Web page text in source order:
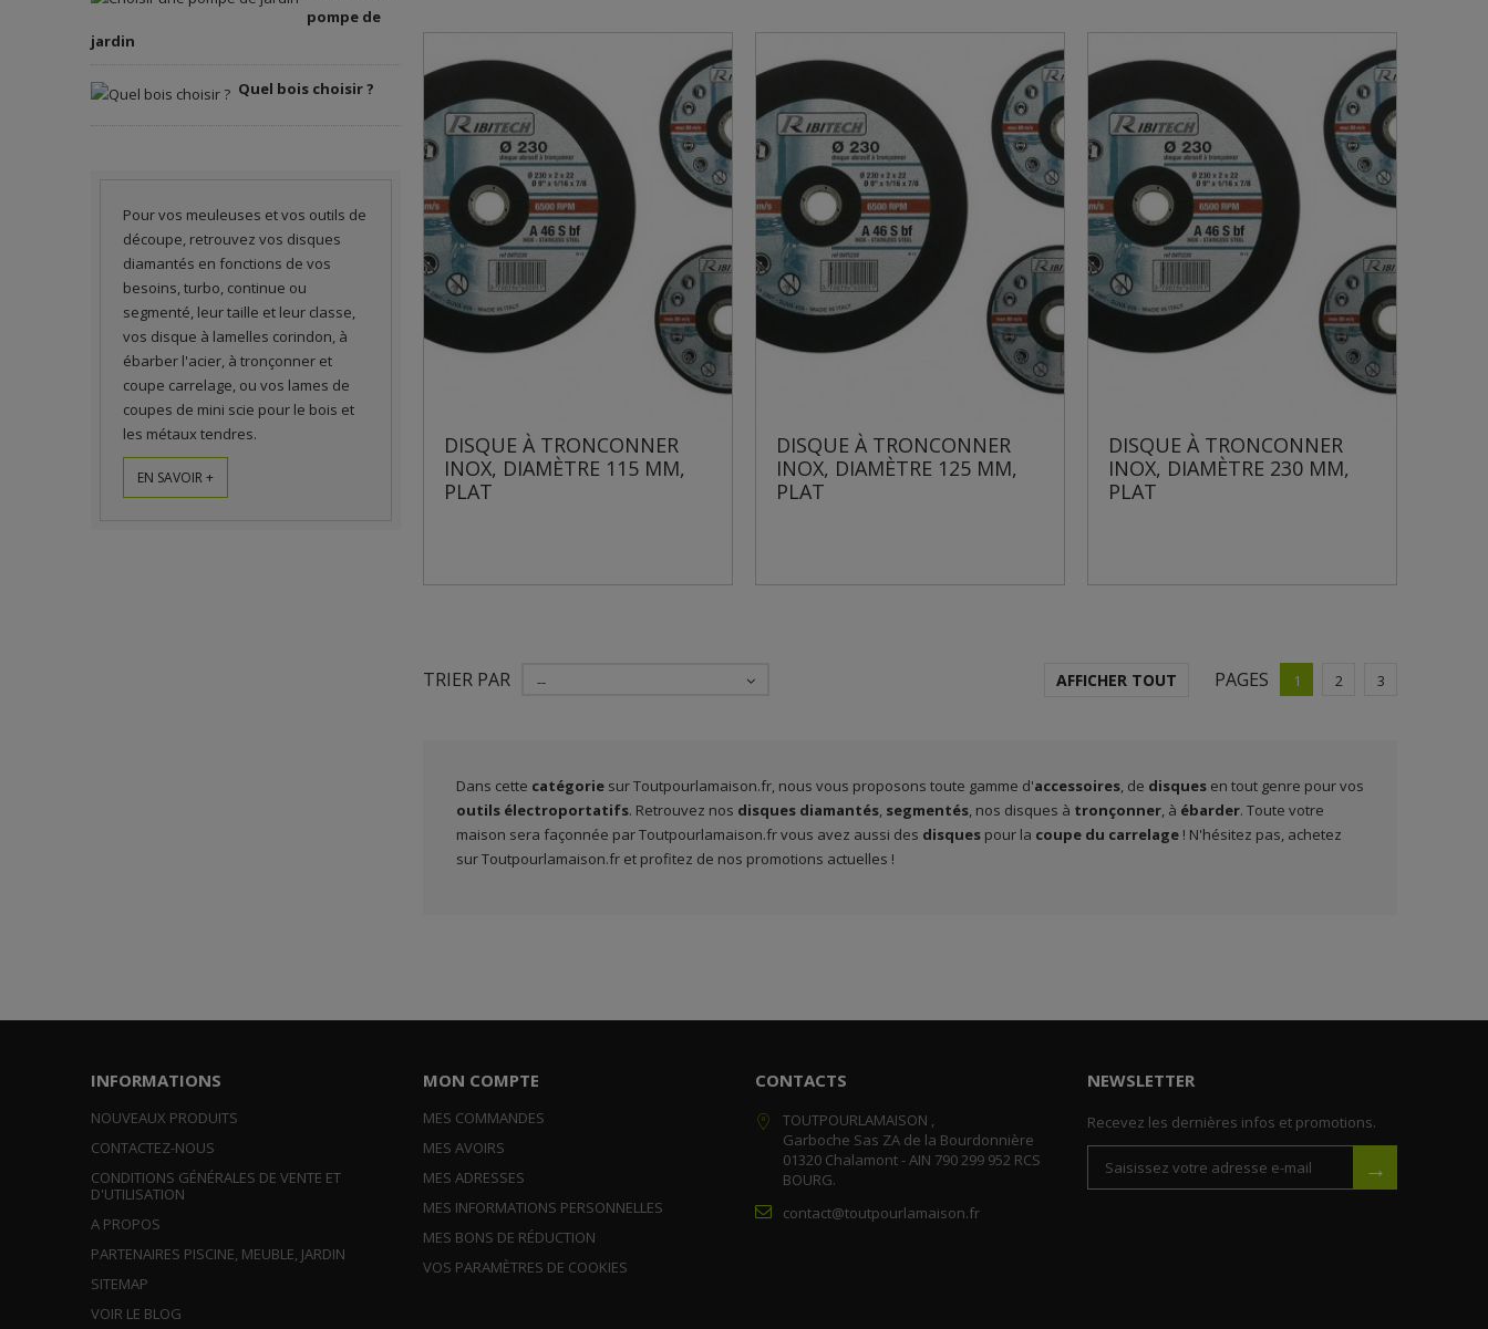
pompe de
jardin
Quel bois choisir ?
Pour vos meuleuses et vos outils de
découpe, retrouvez vos disques
diamantés en fonctions de vos
besoins, turbo, continue ou
segmenté, leur taille et leur classe,
vos disque à lamelles corindon, à
ébarber l'acier, à tronçonner et
coupe carrelage, ou vos lames de
coupes de mini scie pour le bois et
les métaux tendres.
EN SAVOIR +
DISQUE À TRONCONNER
INOX, DIAMÈTRE 115 MM,
PLAT
DISQUE À TRONCONNER
INOX, DIAMÈTRE 125 MM,
PLAT
DISQUE À TRONCONNER
INOX, DIAMÈTRE 230 MM,
PLAT
TRIER PAR -- AFFICHER TOUT PAGES 1 2 3
Dans cette catégorie sur Toutpourlamaison.fr, nous vous proposons toute gamme d'accessoires, de disques en tout genre pour vos
outils électroportatifs. Retrouvez nos disques diamantés, segmentés, nos disques à tronçonner, à ébarder. Toute votre
maison sera façonnée par Toutpourlamaison.fr vous avez aussi des disques pour la coupe du carrelage ! N'hésitez pas, achetez
sur Toutpourlamaison.fr et profitez de nos promotions actuelles !
INFORMATIONS
NOUVEAUX PRODUITS
CONTACTEZ-NOUS
CONDITIONS GÉNÉRALES DE VENTE ET
D'UTILISATION
A PROPOS
PARTENAIRES PISCINE, MEUBLE, JARDIN
SITEMAP
VOIR LE BLOG
MON COMPTE
MES COMMANDES
MES AVOIRS
MES ADRESSES
MES INFORMATIONS PERSONNELLES
MES BONS DE RÉDUCTION
VOS PARAMÈTRES DE COOKIES
CONTACTS
TOUTPOURLAMAISON ,
Garboche Sas ZA de la Bourdonnière
01320 Chalamont - AIN 790 299 952 RCS
BOURG.
contact@toutpourlamaison.fr
NEWSLETTER
Recevez les dernières infos et promotions.
→